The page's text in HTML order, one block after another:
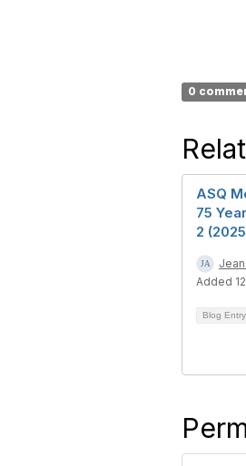
0
ASQ
75
2
Added
Blog Entry